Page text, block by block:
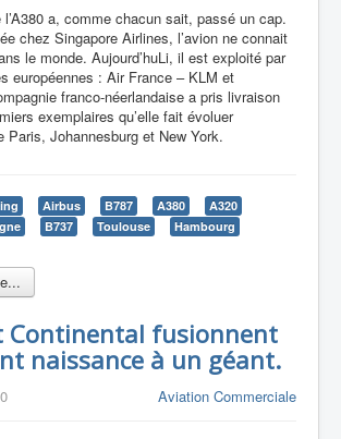
l’A380 a, comme chacun sait, passé un cap.
chez Singapore Airlines, l’avion ne connait
le monde. Aujourd’huLi, il est exploité par
européennes : Air France – KLM et
franco-néerlandaise a pris livraison
exemplaires qu’elle fait évoluer
Paris, Johannesburg et New York.
Airbus B787 A380
A320
B737 Toulouse
Hambourg
Continental fusionnent
naissance à un géant.
Aviation Commerciale